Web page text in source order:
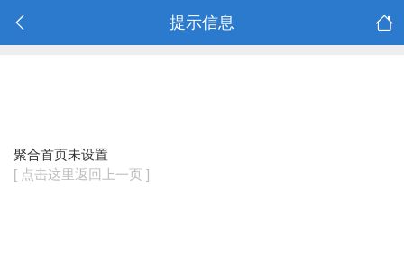
提示信息
聚合首页未设置
[ 点击这里返回上一页 ]